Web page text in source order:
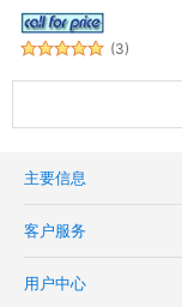
(3)
主要信息
客户服务
用户中心